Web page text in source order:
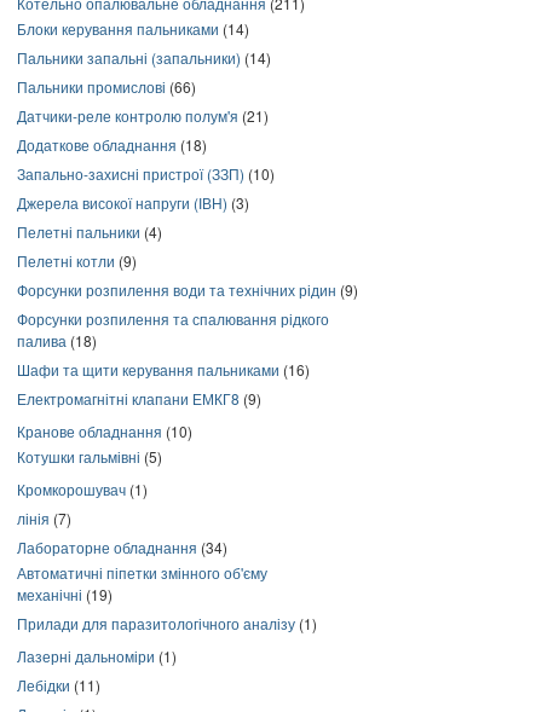
Блоки керування пальниками (14)
Пальники запальні (запальники) (14)
Пальники промислові (66)
Датчики-реле контролю полум'я (21)
Додаткове обладнання (18)
Запально-захисні пристрої (ЗЗП) (10)
Джерела високої напруги (ІВН) (3)
Пелетні пальники (4)
Пелетні котли (9)
Форсунки розпилення води та технічних рідин (9)
Форсунки розпилення та спалювання рідкого
палива (18)
Шафи та щити керування пальниками (16)
Електромагнітні клапани ЕМКГ8 (9)
Кранове обладнання (10)
Котушки гальмівні (5)
Кромкорошувач (1)
лінія (7)
Лабораторне обладнання (34)
Автоматичні піпетки змінного об'єму
механічні (19)
Прилади для паразитологічного аналізу (1)
Лазерні дальноміри (1)
Лебідки (11)